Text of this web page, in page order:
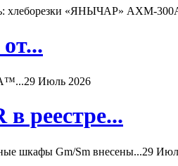
хлеборезки «ЯНЫЧАР» АХМ-
29 Июль 2026
реестре...
шкафы Gm/Sm внесены...29